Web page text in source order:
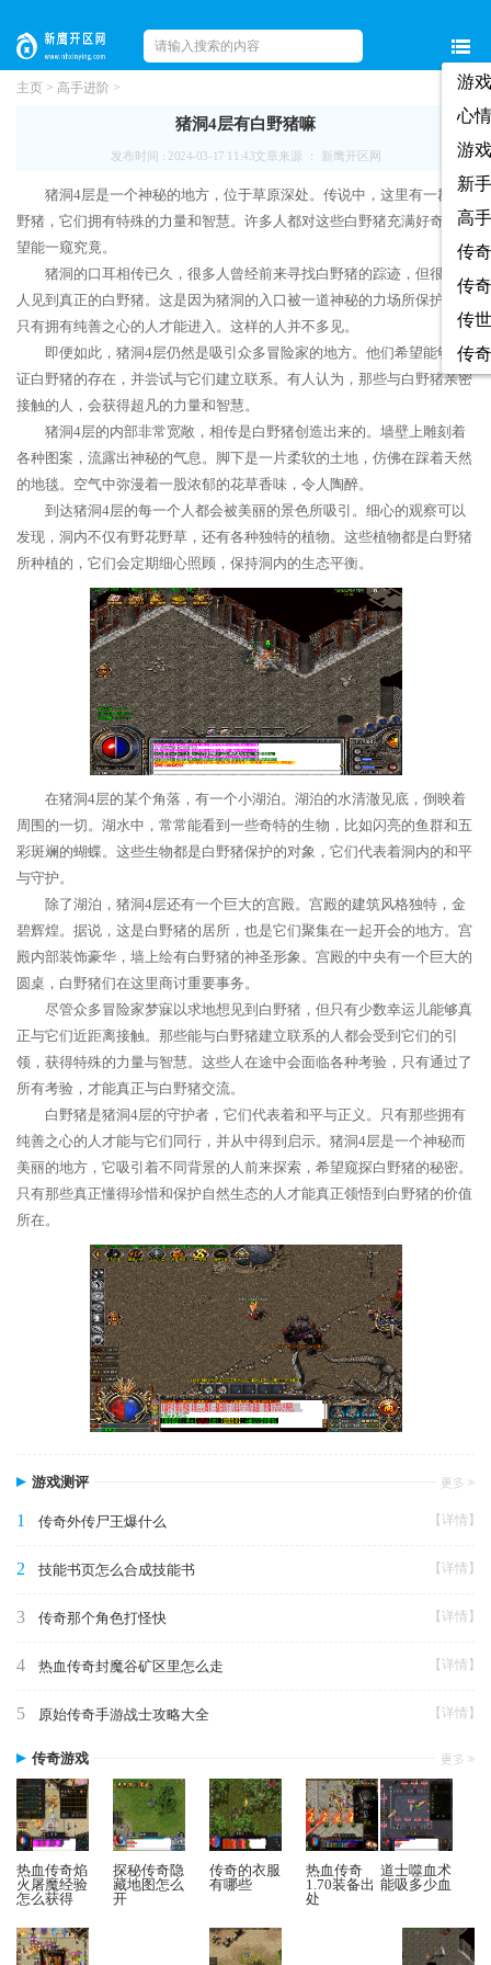
游
心
游
新
高
传
传
传
传
主页 > 高手进阶 >
猪洞4层有白野猪嘛
发布时间 : 2024-03-17 11:43文章来源 ： 新鹰开区网
猪洞4层是一个神秘的地方，位于草原深处。传说中，这里有一群白
野猪，它们拥有特殊的力量和智慧。许多人都对这些白野猪充满好奇，希
望能一窥究竟。
猪洞的口耳相传已久，很多人曾经前来寻找白野猪的踪迹，但很少有
人见到真正的白野猪。这是因为猪洞的入口被一道神秘的力场所保护着，
只有拥有纯善之心的人才能进入。这样的人并不多见。
即便如此，猪洞4层仍然是吸引众多冒险家的地方。他们希望能够见
证白野猪的存在，并尝试与它们建立联系。有人认为，那些与白野猪亲密
接触的人，会获得超凡的力量和智慧。
猪洞4层的内部非常宽敞，相传是白野猪创造出来的。墙壁上雕刻着
各种图案，流露出神秘的气息。脚下是一片柔软的土地，仿佛在踩着天然
的地毯。空气中弥漫着一股浓郁的花草香味，令人陶醉。
到达猪洞4层的每一个人都会被美丽的景色所吸引。细心的观察可以
发现，洞内不仅有野花野草，还有各种独特的植物。这些植物都是白野猪
所种植的，它们会定期细心照顾，保持洞内的生态平衡。
在猪洞4层的某个角落，有一个小湖泊。湖泊的水清澈见底，倒映着
周围的一切。湖水中，常常能看到一些奇特的生物，比如闪亮的鱼群和五
彩斑斓的蝴蝶。这些生物都是白野猪保护的对象，它们代表着洞内的和平
与守护。
除了湖泊，猪洞4层还有一个巨大的宫殿。宫殿的建筑风格独特，金
碧辉煌。据说，这是白野猪的居所，也是它们聚集在一起开会的地方。宫
殿内部装饰豪华，墙上绘有白野猪的神圣形象。宫殿的中央有一个巨大的
圆桌，白野猪们在这里商讨重要事务。
尽管众多冒险家梦寐以求地想见到白野猪，但只有少数幸运儿能够真
正与它们近距离接触。那些能与白野猪建立联系的人都会受到它们的引
领，获得特殊的力量与智慧。这些人在途中会面临各种考验，只有通过了
所有考验，才能真正与白野猪交流。
白野猪是猪洞4层的守护者，它们代表着和平与正义。只有那些拥有
纯善之心的人才能与它们同行，并从中得到启示。猪洞4层是一个神秘而
美丽的地方，它吸引着不同背景的人前来探索，希望窥探白野猪的秘密。
只有那些真正懂得珍惜和保护自然生态的人才能真正领悟到白野猪的价值
所在。
游戏测评
1 传奇外传尸王爆什么 【详情】
2 技能书页怎么合成技能书 【详情】
3 传奇那个角色打怪快 【详情】
4 热血传奇封魔谷矿区里怎么走 【详情】
5 原始传奇手游战士攻略大全 【详情】
传奇游戏
热血传奇焰
火屠魔经验
怎么获得
探秘传奇隐
藏地图怎么
开
传奇的衣服
有哪些
热血传奇
1.70装备出
处
道士噬血术
能吸多少血